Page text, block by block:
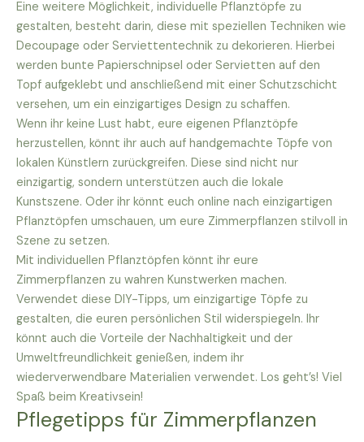
Eine weitere Möglichkeit, individuelle Pflanztöpfe zu
gestalten, besteht darin, diese mit speziellen Techniken wie
Decoupage oder Serviettentechnik zu dekorieren. Hierbei
werden bunte Papierschnipsel oder Servietten auf den
Topf aufgeklebt und anschließend mit einer Schutzschicht
versehen, um ein einzigartiges Design zu schaffen.
Wenn ihr keine Lust habt, eure eigenen Pflanztöpfe
herzustellen, könnt ihr auch auf handgemachte Töpfe von
lokalen Künstlern zurückgreifen. Diese sind nicht nur
einzigartig, sondern unterstützen auch die lokale
Kunstszene. Oder ihr könnt euch online nach einzigartigen
Pflanztöpfen umschauen, um eure Zimmerpflanzen stilvoll in
Szene zu setzen.
Mit individuellen Pflanztöpfen könnt ihr eure
Zimmerpflanzen zu wahren Kunstwerken machen.
Verwendet diese DIY-Tipps, um einzigartige Töpfe zu
gestalten, die euren persönlichen Stil widerspiegeln. Ihr
könnt auch die Vorteile der Nachhaltigkeit und der
Umweltfreundlichkeit genießen, indem ihr
wiederverwendbare Materialien verwendet. Los geht’s! Viel
Spaß beim Kreativsein!
Pflegetipps für Zimmerpflanzen